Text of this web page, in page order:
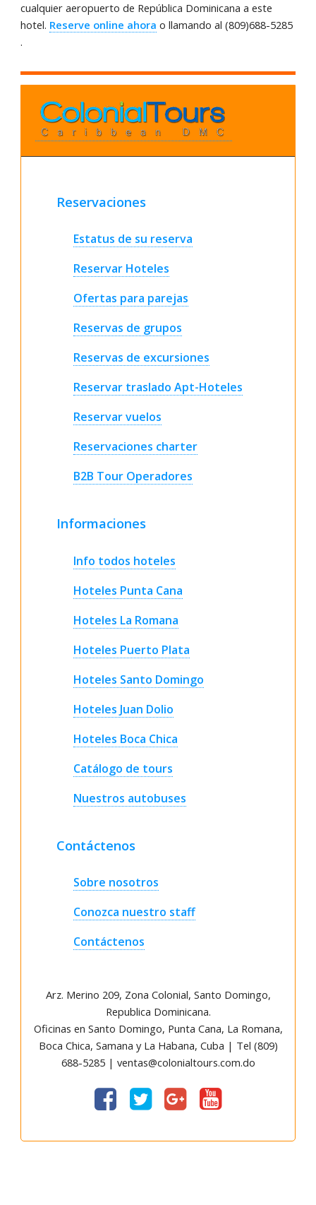
cualquier aeropuerto de República Dominicana a este
hotel. Reserve online ahora o llamando al (809)688-5285
.
Reservaciones
Estatus de su reserva
Reservar Hoteles
Ofertas para parejas
Reservas de grupos
Reservas de excursiones
Reservar traslado Apt-Hoteles
Reservar vuelos
Reservaciones charter
B2B Tour Operadores
Informaciones
Info todos hoteles
Hoteles Punta Cana
Hoteles La Romana
Hoteles Puerto Plata
Hoteles Santo Domingo
Hoteles Juan Dolio
Hoteles Boca Chica
Catálogo de tours
Nuestros autobuses
Contáctenos
Sobre nosotros
Conozca nuestro staff
Contáctenos
Arz. Merino 209, Zona Colonial, Santo Domingo,
Republica Dominicana.
Oficinas en Santo Domingo, Punta Cana, La Romana,
Boca Chica, Samana y La Habana, Cuba | Tel (809)
688-5285 | ventas@colonialtours.com.do